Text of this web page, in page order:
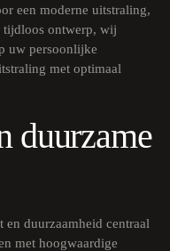
een moderne uitstraling,
tijdloos ontwerp, wij
uw persoonlijke
met optimaal
duurzame
duurzaamheid centraal
met hoogwaardige